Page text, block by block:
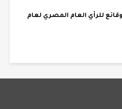
للرأي العام المصري لعام